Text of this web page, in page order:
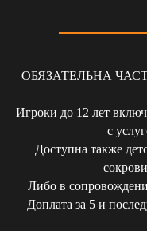
ОБЯЗАТЕЛЬНА
Игроки до 12 лет
с
Доступна также
Либо в
Доплата за 5 и